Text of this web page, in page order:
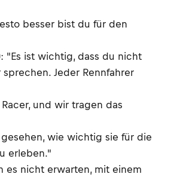
besser bist du für den
"Es ist wichtig, dass du nicht
Jeder Rennfahrer
und wir tragen das
wie wichtig sie für die
erleben."
es nicht erwarten, mit einem